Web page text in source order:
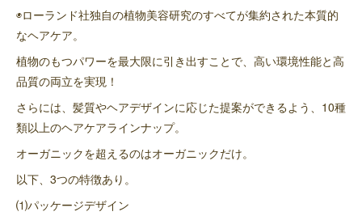
◉ローランド社独自の植物美容研究のすべてが集約された本質的
なヘアケア。
植物のもつパワーを最大限に引き出すことで、高い環境性能と高
品質の両立を実現！
さらには、髪質やヘアデザインに応じた提案ができるよう、10種
類以上のヘアケアラインナップ。
オーガニックを超えるのはオーガニックだけ。
以下、3つの特徴あり。
⑴パッケージデザイン